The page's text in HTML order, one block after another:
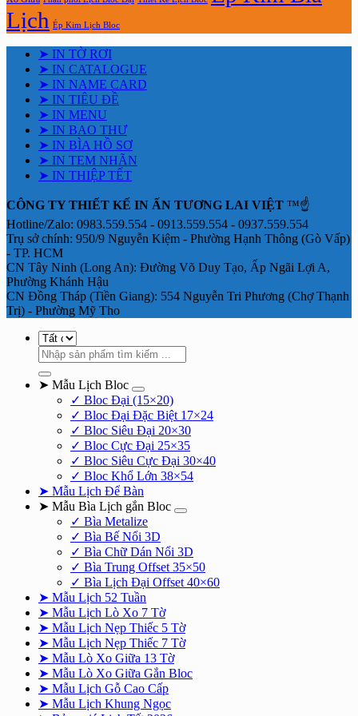
Lịch Ép Kim Lịch Bloc
➤ IN TỜ RƠI
➤ IN CATALOGUE
➤ IN NAME CARD
➤ IN TIÊU ĐỀ
➤ IN MENU
➤ IN BAO THƯ
➤ IN BÌA HỒ SƠ
➤ IN TEM NHÃN
➤ IN THIỆP TẾT
CÔNG TY THIẾT KẾ IN ẤN TƯƠNG LAI VIỆT ™☝️
Hotline/Zalo: 0983.559.554 - 0913.559.554 - 0937.559.554
Trụ sở chính: 950/9 Nguyễn Kiệm - Phường Hạnh Thông (Gò Vấp)
- TP. HCM
CN Tây Ninh (Long An): Đường Võ Duy Tạo, Ấp Ngãi Lợi A,
Phường Khánh Hậu
CN Đồng Tháp (Tiền Giang): 554 Nguyễn Tri Phương (Chợ Thạnh
Trị) - Phường Mỹ Tho
Tìm
kiếm:
➤ Mẫu Lịch Bloc
✓ Bloc Đại (15×20)
✓ Bloc Đại Đặc Biệt 17×24
✓ Bloc Siêu Đại 20×30
✓ Bloc Cực Đại 25×35
✓ Bloc Siêu Cực Đại 30×40
✓ Bloc Khổ Lớn 38×54
➤ Mẫu Lịch Để Bàn
➤ Mẫu Bìa Lịch gắn Bloc
✓ Bìa Metalize
✓ Bìa Bế Nổi 3D
✓ Bìa Chữ Dán Nổi 3D
✓ Bìa Trung Offset 35×50
✓ Bìa Lịch Đại Offset 40×60
➤ Mẫu Lịch 52 Tuần
➤ Mẫu Lịch Lò Xo 7 Tờ
➤ Mẫu Lịch Nẹp Thiếc 5 Tờ
➤ Mẫu Lịch Nẹp Thiếc 7 Tờ
➤ Mẫu Lò Xo Giữa 13 Tờ
➤ Mẫu Lò Xo Giữa Gắn Bloc
➤ Mẫu Lịch Gỗ Cao Cấp
➤ Mẫu Lịch Khung Ngọc